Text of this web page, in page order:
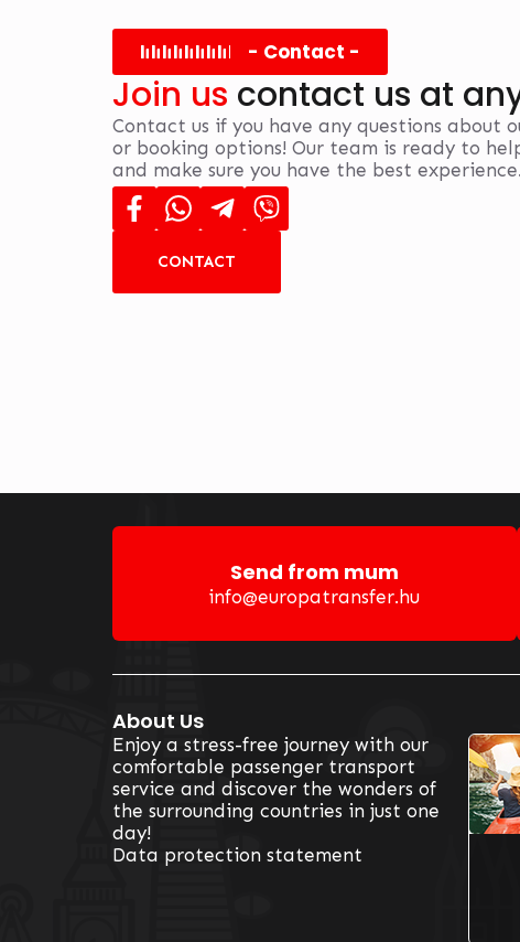
- Contact -
Join us contact us at
Contact us if you have any questions about
or booking options! Our team is ready to
and make sure you have the best experience.
CONTACT
Send from mum
info@europatransfer.hu
About Us
Enjoy a stress-free journey with our
comfortable passenger transport
service and discover the wonders of
the surrounding countries in just one
day!
Data protection statement